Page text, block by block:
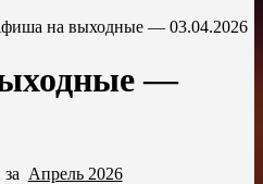
на выходные — 03.04.2026
—
Апрель 2026